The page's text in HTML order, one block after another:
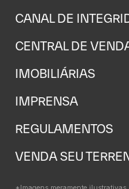
CANAL DE
CENTRAL DE
IMOBILIÁRIAS
IMPRENSA
REGULAMENTOS
VENDA SEU